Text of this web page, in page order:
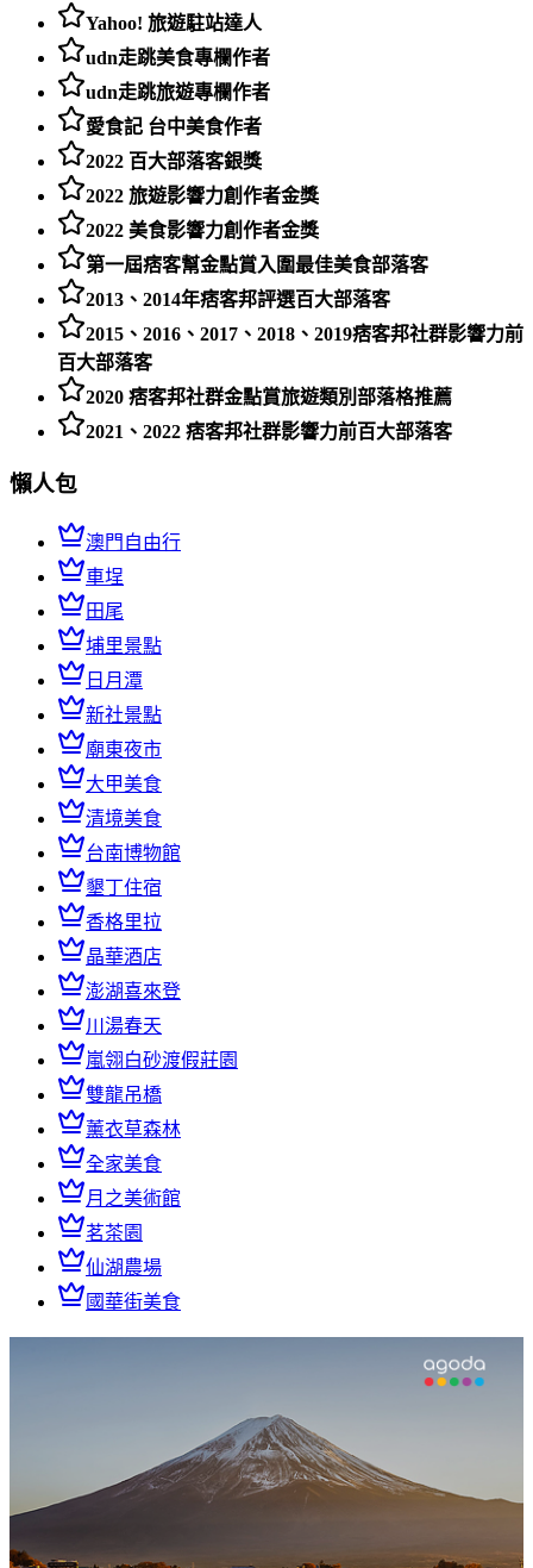
Yahoo! 旅遊駐站達人
udn走跳美食專欄作者
udn走跳旅遊專欄作者
愛食記 台中美食作者
2022 百大部落客銀獎
2022 旅遊影響力創作者金獎
2022 美食影響力創作者金獎
第一屆痞客幫金點賞入圍最佳美食部落客
2013、2014年痞客邦評選百大部落客
2015、2016、2017、2018、2019痞客邦社群影響力前
百大部落客
2020 痞客邦社群金點賞旅遊類別部落格推薦
2021、2022 痞客邦社群影響力前百大部落客
懶人包
澳門自由行
車埕
田尾
埔里景點
日月潭
新社景點
廟東夜市
大甲美食
清境美食
台南博物館
墾丁住宿
香格里拉
晶華酒店
澎湖喜來登
川湯春天
嵐翎白砂渡假莊園
雙龍吊橋
薰衣草森林
全家美食
月之美術館
茗茶園
仙湖農場
國華街美食